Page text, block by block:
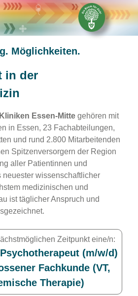
Möglichkeiten.
in der
Essen-Mitte gehören mit
in Essen, 23 Fachabteilungen,
und rund 2.800 Mitarbeitenden
Spitzenversorgern der Region
aller Patientinnen und
neuester wissenschaftlicher
medizinischen und
ist täglicher Anspruch und
Zeitpunkt eine/n:
(m/w/d)
Fachkunde (VT,
Therapie)